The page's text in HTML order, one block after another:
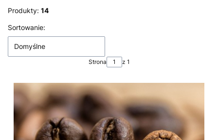
Produkty: 14
Lista produktów
Sortowanie:
Domyślne
Strona z 1